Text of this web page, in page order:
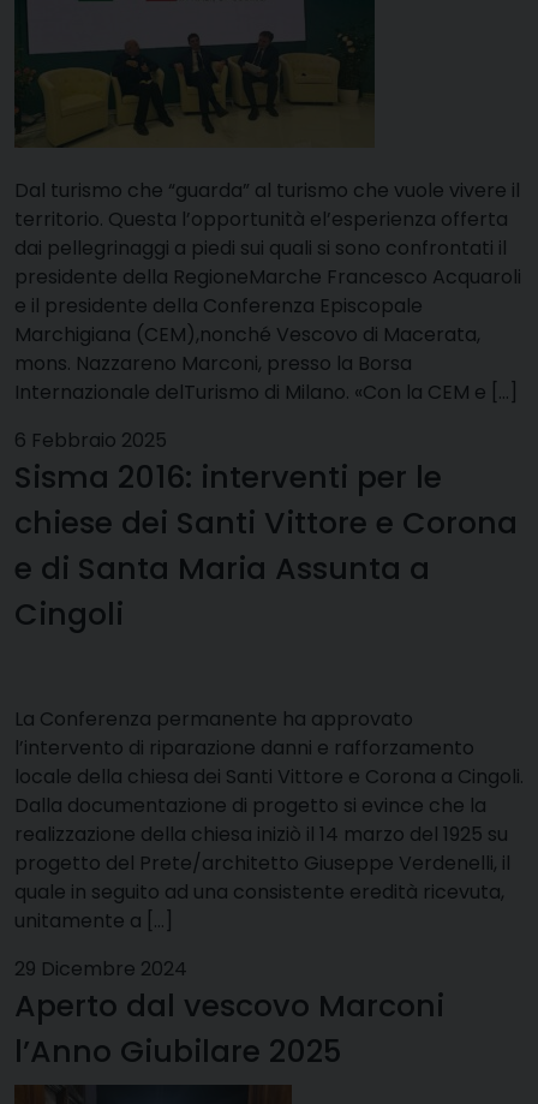
Dal turismo che “guarda” al turismo che vuole vivere il
territorio. Questa l’opportunità el’esperienza offerta
dai pellegrinaggi a piedi sui quali si sono confrontati il
presidente della RegioneMarche Francesco Acquaroli
e il presidente della Conferenza Episcopale
Marchigiana (CEM),nonché Vescovo di Macerata,
mons. Nazzareno Marconi, presso la Borsa
Internazionale delTurismo di Milano. «Con la CEM e […]
6 Febbraio 2025
Sisma 2016: interventi per le
chiese dei Santi Vittore e Corona
e di Santa Maria Assunta a
Cingoli
La Conferenza permanente ha approvato
l’intervento di riparazione danni e rafforzamento
locale della chiesa dei Santi Vittore e Corona a Cingoli.
Dalla documentazione di progetto si evince che la
realizzazione della chiesa iniziò il 14 marzo del 1925 su
progetto del Prete/architetto Giuseppe Verdenelli, il
quale in seguito ad una consistente eredità ricevuta,
unitamente a […]
29 Dicembre 2024
Aperto dal vescovo Marconi
l’Anno Giubilare 2025